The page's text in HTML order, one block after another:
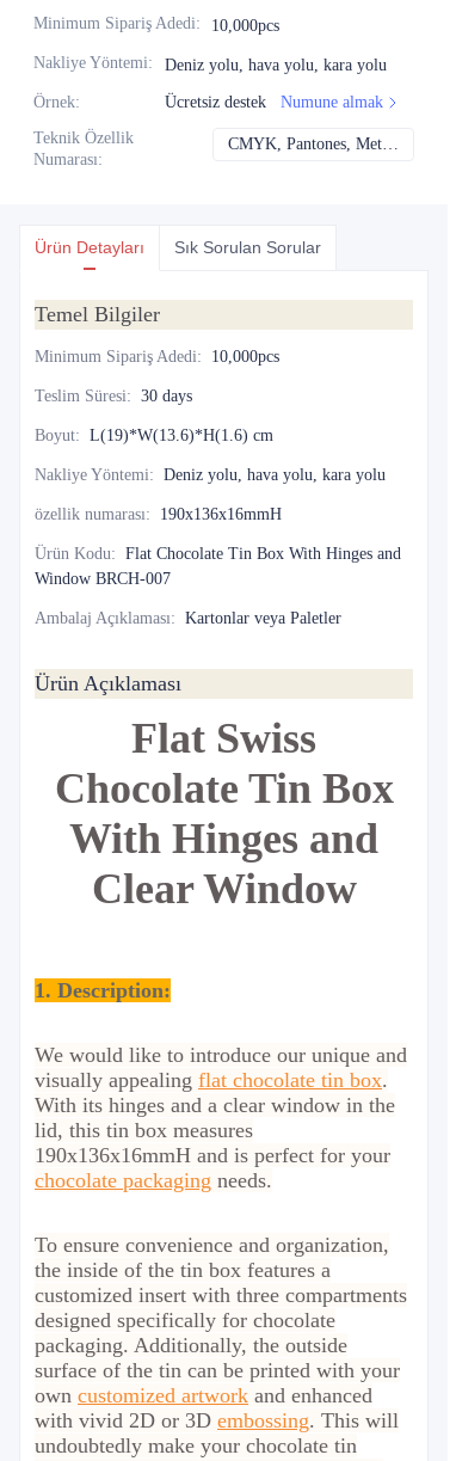
Minimum Sipariş Adedi: 10,000pcs
Nakliye Yöntemi: Deniz yolu, hava yolu, kara yolu
Örnek: Ücretsiz destek
Numune almak
Teknik Özellik
Numarası:
CMYK, Pantones, Metalik, Nokta rengi vb.
Ürün Detayları Sık Sorulan Sorular
Temel Bilgiler
Minimum Sipariş Adedi: 10,000pcs
Teslim Süresi: 30 days
Boyut: L(19)*W(13.6)*H(1.6) cm
Nakliye Yöntemi: Deniz yolu, hava yolu, kara yolu
özellik numarası: 190x136x16mmH
Ürün Kodu: Flat Chocolate Tin Box With Hinges and
Window BRCH-007
Ambalaj Açıklaması: Kartonlar veya Paletler
Ürün Açıklaması
Flat Swiss
Chocolate Tin Box
With Hinges and
Clear Window
1. Description:
We would like to introduce our unique and
visually appealing flat chocolate tin box.
With its hinges and a clear window in the
lid, this tin box measures
190x136x16mmH and is perfect for your
chocolate packaging needs.
To ensure convenience and organization,
the inside of the tin box features a
customized insert with three compartments
designed specifically for chocolate
packaging. Additionally, the outside
surface of the tin can be printed with your
own customized artwork and enhanced
with vivid 2D or 3D embossing. This will
undoubtedly make your chocolate tin